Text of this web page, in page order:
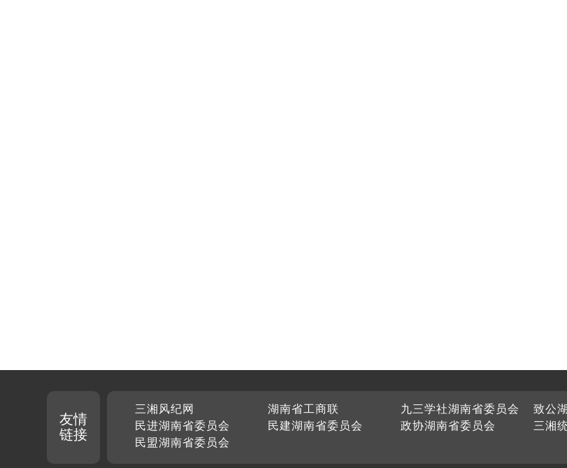
友情
链接
三湘风纪网 湖南省工商联 九三学社湖南省委员会 致公
民进湖南省委员会
民建湖南省委员会 政协湖南省委员会 三湘
民盟湖南省委员会